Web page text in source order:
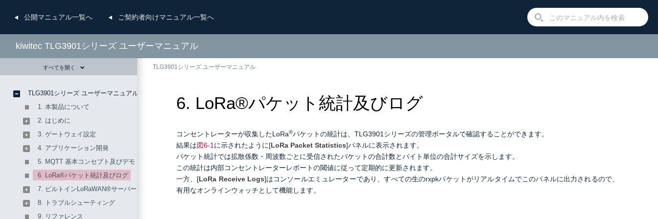
公開マニュアル一覧へ ご契約者向けマニュアル一覧へ
kiwitec TLG3901シリーズ ユーザーマニュアル
TLG3901シリーズ ユーザーマニュアル
6. LoRa®パケット統計及びログ
コンセントレーターが収集したLoRa®パケットの統計は、TLG3901シリーズの管理ポータルで確認することができます。
結果は図6-1 に示されたように[LoRa Packet Statistics]パネルに表示されます。
パケット統計では拡散係数・周波数ごとに受信されたパケットの合計数とバイト単位の合計サイズを示します。
この統計は内部コンセントレーターレポートの閾値に従って定期的に更新されます。
一方、[LoRa Receive Logs]はコンソールエミュレーターであり、すべての生のrxpkパケットがリアルタイムでこのパネルに出力されるので、
有用なオンラインウォッチとして機能します。
すべてを開く
TLG3901シリーズ ユーザーマニュアル
1. 本製品について
2. はじめに
3. ゲートウェイ設定
4. アプリケーション開発
5. MQTT 基本コンセプト及びデモ
6. LoRa®パケット統計及びログ
7. ビルトインLoRaWAN®サーバー
8. トラブルシューティング
9. リファレンス